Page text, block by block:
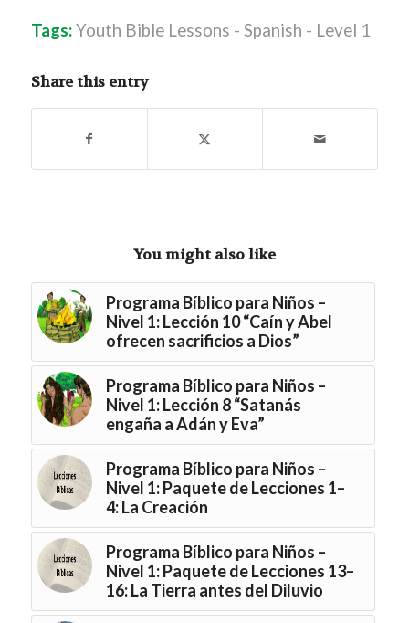
Tags: Youth Bible Lessons - Spanish - Level 1
Share this entry
You might also like
Programa Bíblico para Niños –
Nivel 1: Lección 10 “Caín y Abel
ofrecen sacrificios a Dios”
Programa Bíblico para Niños –
Nivel 1: Lección 8 “Satanás
engaña a Adán y Eva”
Programa Bíblico para Niños –
Nivel 1: Paquete de Lecciones 1–
4: La Creación
Programa Bíblico para Niños –
Nivel 1: Paquete de Lecciones 13–
16: La Tierra antes del Diluvio